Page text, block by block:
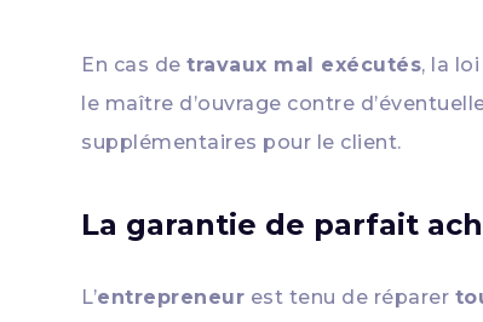
En cas detravaux mal exécutés, la
le maître d’ouvrage contre
supplémentaires pour le client.
La garantie de parfait
L’entrepreneur est tenu de réparer